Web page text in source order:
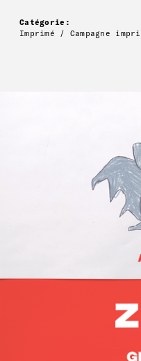
Catégorie:
Imprimé / Campagne